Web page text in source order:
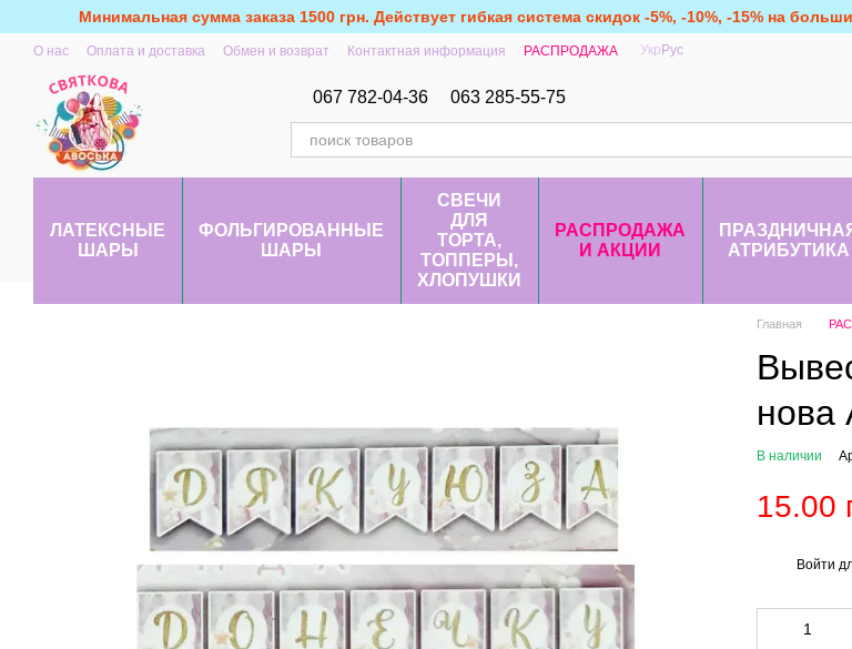
Перейти к основному контенту
Минимальная сумма заказа 1500 грн. Действует гибкая система скидок -5%, -10%, -15% на
О нас Оплата и доставка Обмен и возврат Контактная информация РАСПРОДАЖА Укр Рус
067 782-04-36 063 285-55-75
ЛАТЕКСНЫЕ
ШАРЫ
ФОЛЬГИРОВАННЫЕ
ШАРЫ
СВЕЧИ
ДЛЯ
ТОРТА,
ТОППЕРЫ,
ХЛОПУШКИ
РАСПРОДАЖА
И АКЦИИ
АТРИБУТИКА
Главная
В наличии
15.00
Войти